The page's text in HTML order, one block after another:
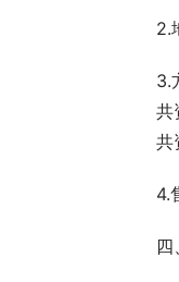
2.
3.
共
共
4.